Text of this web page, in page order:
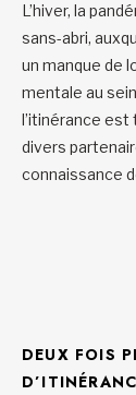
L’hiver, la
sans-abri,
un manque de
mentale au
l’itinérance
divers
connaissance
DEUX FOIS